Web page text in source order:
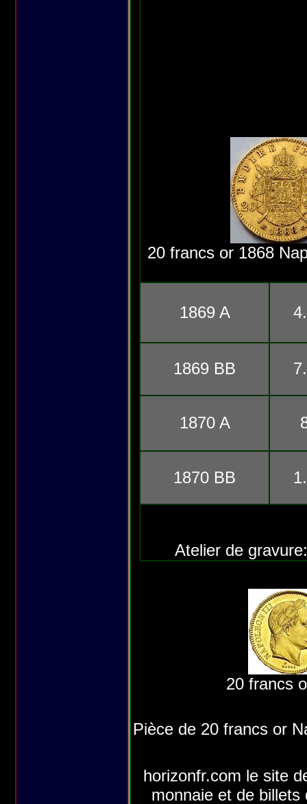
20 francs or 1868
1869 A
1869 BB
1870 A
1870 BB
Atelier de
20 francs
Pièce de 20 francs or
horizonfr.com le site
monnaie et de